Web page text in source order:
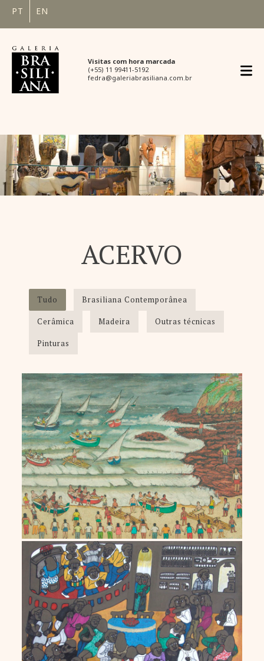
PT EN
Visitas com hora marcada
(+55) 11 99411-5192
fedra@galeriabrasiliana.com.br
ACERVO
Tudo Brasiliana Contemporânea
Cerâmica Madeira Outras técnicas
Pinturas
Licídio Lopes
Alba Cavalcanti